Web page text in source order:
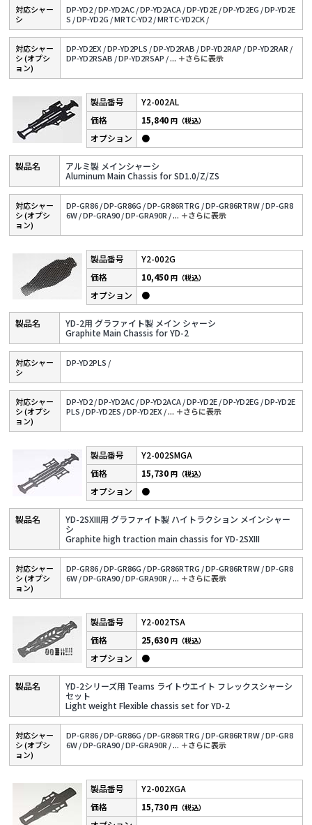
対応シャー
シ
DP-YD2 /DP-YD2AC /DP-YD2ACA /DP-YD2E /DP-YD2EG /DP-YD2E
S /DP-YD2G /MRTC-YD2 /MRTC-YD2CK /
対応シャー
シ (オプシ
ョン)
DP-YD2EX /DP-YD2PLS /DP-YD2RAB /DP-YD2RAP /DP-YD2RAR /
DP-YD2RSAB /DP-YD2RSAP /... ＋さらに表⽰
Y2-002AL
アルミ製 メインシャーシ
Aluminum Main Chassis for SD1.0/Z/ZS
15,840円（税込）
●
対応シャー
シ (オプシ
ョン)
DP-GR86 /DP-GR86G /DP-GR86RTRG /DP-GR86RTRW /DP-GR8
6W /DP-GRA90 /DP-GRA90R /... ＋さらに表⽰
Y2-002G
YD-2用 グラファイト製 メイン シャーシ
Graphite Main Chassis for YD-2
10,450円（税込）
●
対応シャー
シ
DP-YD2PLS /
対応シャー
シ (オプシ
ョン)
DP-YD2 /DP-YD2AC /DP-YD2ACA /DP-YD2E /DP-YD2EG /DP-YD2E
PLS /DP-YD2ES /DP-YD2EX /... ＋さらに表⽰
Y2-002SMGA
YD-2SXIII用 グラファイト製 ハイトラクション メインシャー
シ
Graphite high traction main chassis for YD-2SXIII
15,730円（税込）
●
対応シャー
シ (オプシ
ョン)
DP-GR86 /DP-GR86G /DP-GR86RTRG /DP-GR86RTRW /DP-GR8
6W /DP-GRA90 /DP-GRA90R /... ＋さらに表⽰
Y2-002TSA
YD-2シリーズ用 Teams ライトウエイト フレックスシャーシ
セット
Light weight Flexible chassis set for YD-2
25,630円（税込）
●
対応シャー
シ (オプシ
ョン)
DP-GR86 /DP-GR86G /DP-GR86RTRG /DP-GR86RTRW /DP-GR8
6W /DP-GRA90 /DP-GRA90R /... ＋さらに表⽰
Y2-002XGA
15,730円（税込）